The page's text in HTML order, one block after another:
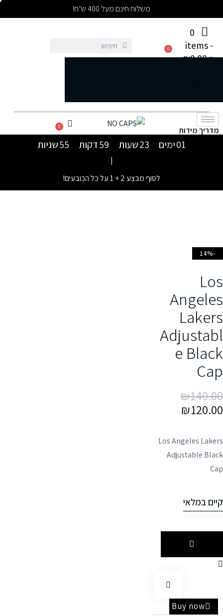
משלוח חינם מעל 400 ש"ח!
0
items -
₪0.00
0
מדריך מידות 0
01ימים 23שעות 59דקות 55שניות
|
לסוף מבצע 2 + 1 על כל הכובעים!
-14%
Los
Angeles
Lakers
Adjustabl
e Black
Cap
₪140.00
₪120.00
Los Angeles Lakers
Adjustable Black
Cap
קיים במלאי
Buy now